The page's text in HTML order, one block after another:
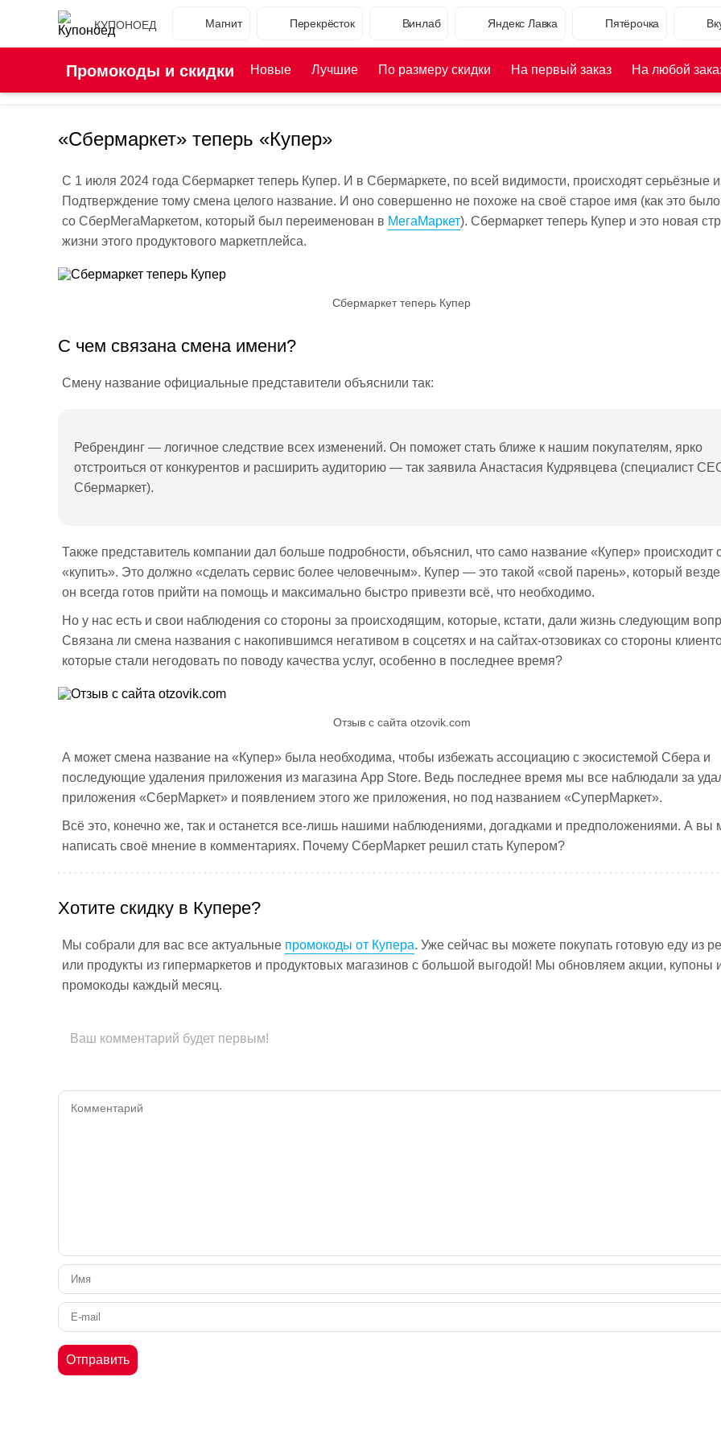
КУПОНОЕД Магнит Перекрёсток Винлаб Яндекс Лавка Пятёрочка
Промокоды и скидки Новые Лучшие По размеру скидки На первый заказ На любой
«Сбермаркет» теперь «Купер»
С 1 июля 2024 года Сбермаркет теперь Купер. И в Сбермаркете, по всей видимости, происходят серьёзные
Подтверждение тому смена целого название. И оно совершенно не похоже на своё старое имя (как это
со СберМегаМаркетом, который был переименован в МегаМаркет). Сбермаркет теперь Купер и это новая
жизни этого продуктового маркетплейса.
Сбермаркет теперь Купер
С чем связана смена имени?
Смену название официальные представители объяснили так:
Ребрендинг — логичное следствие всех изменений. Он поможет стать ближе к нашим покупателям, ярко
отстроиться от конкурентов и расширить аудиторию — так заявила Анастасия Кудрявцева (специалист
Сбермаркет).
Также представитель компании дал больше подробности, объяснил, что само название «Купер» происходит
«купить». Это должно «сделать сервис более человечным». Купер — это такой «свой парень», который везде
он всегда готов прийти на помощь и максимально быстро привезти всё, что необходимо.
Но у нас есть и свои наблюдения со стороны за происходящим, которые, кстати, дали жизнь следующим
Связана ли смена названия с накопившимся негативом в соцсетях и на сайтах-отзовиках со стороны
которые стали негодовать по поводу качества услуг, особенно в последнее время?
Отзыв с сайта otzovik.com
А может смена название на «Купер» была необходима, чтобы избежать ассоциацию с экосистемой Сбера и
последующие удаления приложения из магазина App Store. Ведь последнее время мы все наблюдали за
приложения «СберМаркет» и появлением этого же приложения, но под названием «СуперМаркет».
Всё это, конечно же, так и останется все-лишь нашими наблюдениями, догадками и предположениями. А вы
написать своё мнение в комментариях. Почему СберМаркет решил стать Купером?
Хотите скидку в Купере?
Мы собрали для вас все актуальные промокоды от Купера. Уже сейчас вы можете покупать готовую еду из
или продукты из гипермаркетов и продуктовых магазинов с большой выгодой! Мы обновляем акции, купоны
промокоды каждый месяц.
Ваш комментарий будет первым!